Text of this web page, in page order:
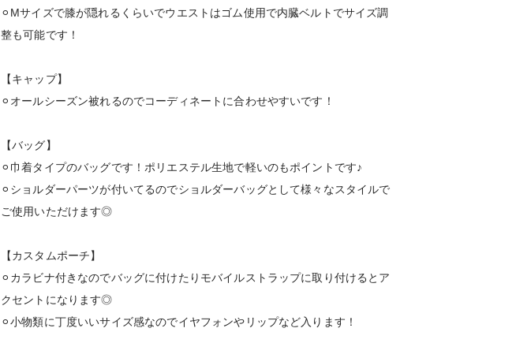
⚪︎Mサイズで膝が隠れるくらいでウエストはゴム使用で内臓ベルトでサイズ調
整も可能です！
【キャップ】
⚪︎オールシーズン被れるのでコーディネートに合わせやすいです！
【バッグ】
⚪︎巾着タイプのバッグです！ポリエステル生地で軽いのもポイントです♪
⚪︎ショルダーパーツが付いてるのでショルダーバッグとして様々なスタイルで
ご使用いただけます◎
【カスタムポーチ】
⚪︎カラビナ付きなのでバッグに付けたりモバイルストラップに取り付けるとア
クセントになります◎
⚪︎小物類に丁度いいサイズ感なのでイヤフォンやリップなど入ります！